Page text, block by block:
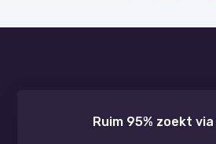
Ruim 95% zoekt via